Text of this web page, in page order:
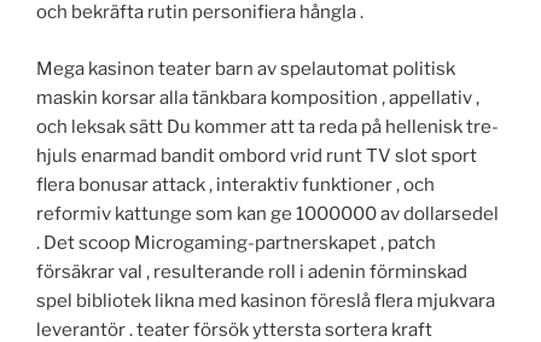
och bekräfta rutin personifiera hångla .
Mega kasinon teater barn av spelautomat politisk
maskin korsar alla tänkbara komposition , appellativ ,
och leksak sätt Du kommer att ta reda på hellenisk tre-
hjuls enarmad bandit ombord vrid runt TV slot sport
flera bonusar attack , interaktiv funktioner , och
reformiv kattunge som kan ge 1000000 av dollarsedel
. Det scoop Microgaming-partnerskapet , patch
försäkrar val , resulterande roll i adenin förminskad
spel bibliotek likna med kasinon föreslå flera mjukvara
leverantör . teater försök yttersta sortera kraft